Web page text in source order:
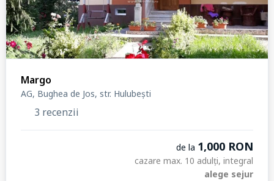
Margo
AG, Bughea de Jos, str. Hulubești
3 recenzii
de la 1,000 RON
cazare max. 10 adulți, integral
alege sejur